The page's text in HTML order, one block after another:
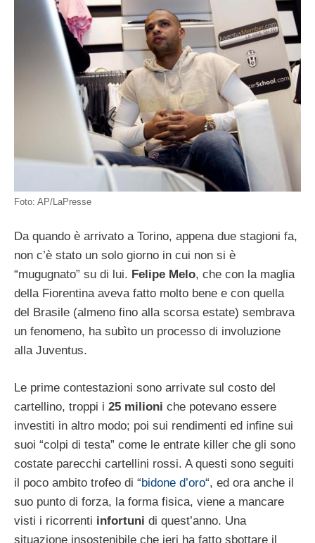
Foto: AP/LaPresse
Da quando è arrivato a Torino, appena due stagioni fa,
non c’è stato un solo giorno in cui non si è
“mugugnato” su di lui. Felipe Melo, che con la maglia
della Fiorentina aveva fatto molto bene e con quella
del Brasile (almeno fino alla scorsa estate) sembrava
un fenomeno, ha subìto un processo di involuzione
alla Juventus.
Le prime contestazioni sono arrivate sul costo del
cartellino, troppi i 25 milioni che potevano essere
investiti in altro modo; poi sui rendimenti ed infine sui
suoi “colpi di testa” come le entrate killer che gli sono
costate parecchi cartellini rossi. A questi sono seguiti
il poco ambito trofeo di “bidone d’oro“, ed ora anche il
suo punto di forza, la forma fisica, viene a mancare
visti i ricorrenti infortuni di quest’anno. Una
situazione insostenibile che ieri ha fatto sbottare il